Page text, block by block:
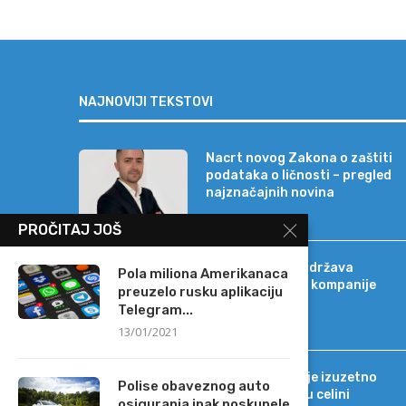
NAJNOVIJI TEKSTOVI
Nacrt novog Zakona o zaštiti
podataka o ličnosti – pregled
najznačajnih novina
Banca Intesa podržava
strateški razvoj kompanije
Sat-Trakt
Tržišno okruženje izuzetno
promenljivo, ali u celini
PROČITAJ JOŠ
Pola miliona Amerikanaca
preuzelo rusku aplikaciju
Telegram...
13/01/2021
Polise obaveznog auto